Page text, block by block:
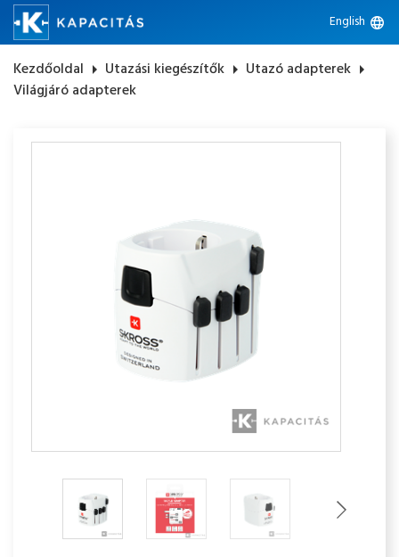
English language
Kezdőoldal arrow_right Utazási kiegészítők arrow_right Utazó adapterek arrow_right
Világjáró adapterek